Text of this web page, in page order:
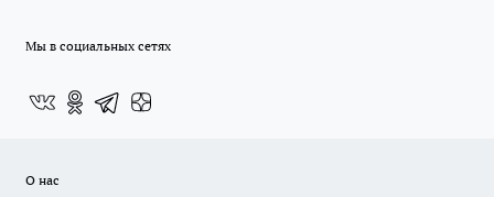
Мы в социальных сетях
О нас